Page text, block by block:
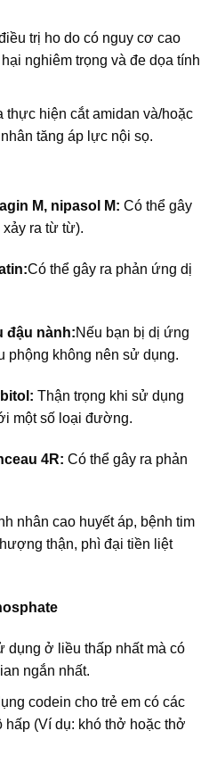
trị ho do có nguy cơ cao
nghiêm trọng và đe dọa tính
hiện cắt amidan và/hoặc
tăng áp lực nội sọ.
M, nipasol M: Có thể gây
ra từ từ).
Có thể gây ra phản ứng dị
đậu nành:Nếu bạn bị dị ứng
phộng không nên sử dụng.
Thận trọng khi sử dụng
một số loại đường.
4R: Có thể gây ra phản
nhân cao huyết áp, bệnh tim
thận, phì đại tiền liệt
ở liều thấp nhất mà có
ngắn nhất.
codein cho trẻ em có các
hấp (Ví dụ: khó thở hoặc thở